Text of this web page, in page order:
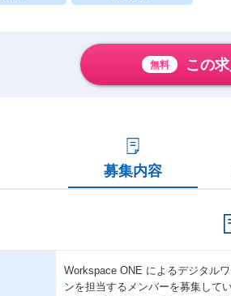
無料 この
募集内容
Workspace ONE によるデジタル
ンを担当するメンバーを募集してい